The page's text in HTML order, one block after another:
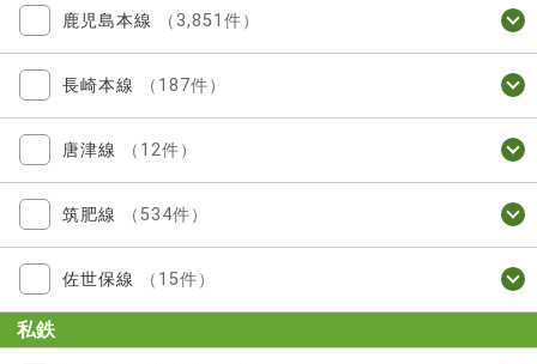
鹿児島本線 （3,851件）
長崎本線 （187件）
唐津線 （12件）
筑肥線 （534件）
佐世保線 （15件）
私鉄